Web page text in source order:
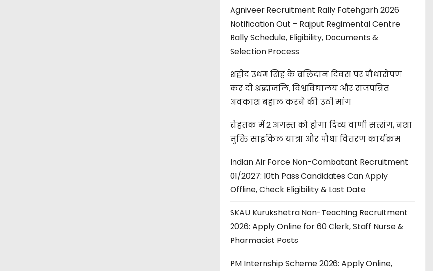
Agniveer Recruitment Rally Fatehgarh 2026
Notification Out – Rajput Regimental Centre
Rally Schedule, Eligibility, Documents &
Selection Process
शहीद उधम सिंह के बलिदान दिवस पर पौधारोपण
कर दी श्रद्धांजलि, विश्वविद्यालय और राजपत्रित
अवकाश बहाल करने की उठी मांग
रोहतक में 2 अगस्त को होगा दिव्य वाणी सत्संग, नशा
मुक्ति साइकिल यात्रा और पौधा वितरण कार्यक्रम
Indian Air Force Non-Combatant Recruitment
01/2027: 10th Pass Candidates Can Apply
Offline, Check Eligibility & Last Date
SKAU Kurukshetra Non-Teaching Recruitment
2026: Apply Online for 60 Clerk, Staff Nurse &
Pharmacist Posts
PM Internship Scheme 2026: Apply Online,